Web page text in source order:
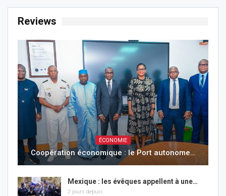
Reviews
ÉCONOMIE
Coopération économique : le Port autonome…
Mexique : les évêques appellent à une…
2 jours depuis